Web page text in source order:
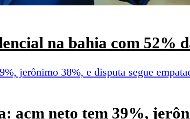
na bahia com 52%
acm neto tem 39%,